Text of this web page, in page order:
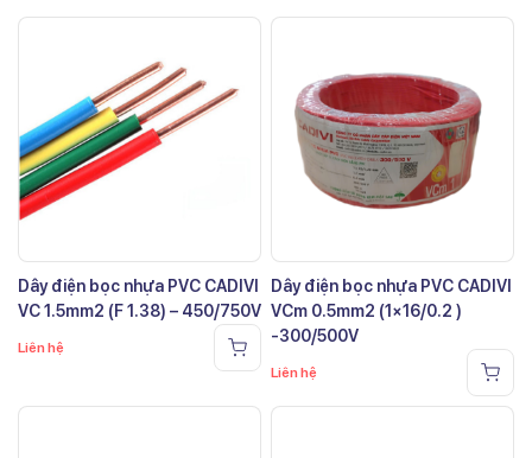
Dây điện bọc nhựa PVC CADIVI
VC 1.5mm2 (F 1.38) – 450/750V
Liên hệ
Dây điện bọc nhựa PVC CADIVI
VCm 0.5mm2 (1×16/0.2 )
-300/500V
Liên hệ